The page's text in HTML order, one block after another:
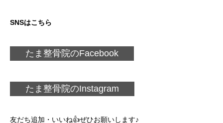
SNSはこちら
たま整骨院のFacebook
たま整骨院のInstagram
友だち追加・いいね👍ぜひお願いします♪